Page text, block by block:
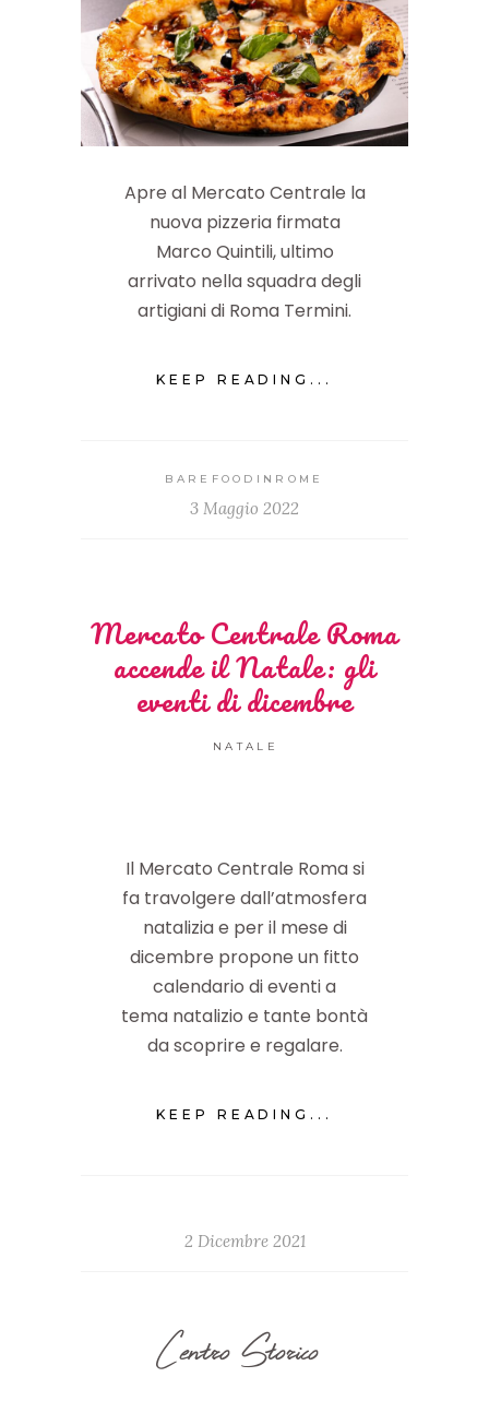
Apre al Mercato Centrale la
nuova pizzeria firmata
Marco Quintili, ultimo
arrivato nella squadra degli
artigiani di Roma Termini.
KEEP READING...
BAREFOODINROME
3 Maggio 2022
Mercato Centrale Roma
accende il Natale: gli
eventi di dicembre
NATALE
Il Mercato Centrale Roma si
fa travolgere dall’atmosfera
natalizia e per il mese di
dicembre propone un fitto
calendario di eventi a
tema natalizio e tante bontà
da scoprire e regalare.
KEEP READING...
2 Dicembre 2021
Centro Storico